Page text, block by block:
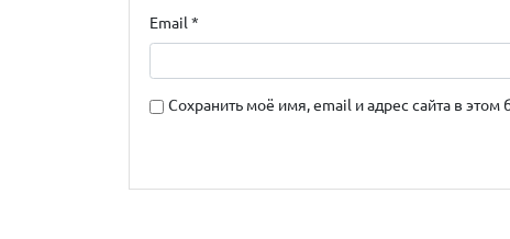
Email *
Сохранить моё имя, email и адрес сайта в